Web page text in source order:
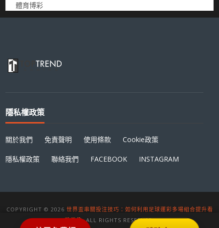
體育博彩
隱私權政策
關於我們 免責聲明 使用條款 Cookie政策
隱私權政策 聯絡我們 FACEBOOK INSTAGRAM
COPYRIGHT © 2026 世界盃串關投注技巧：如何利用足球運彩多場組合提升看
盤樂趣. ALL RIGHTS RESERVED.